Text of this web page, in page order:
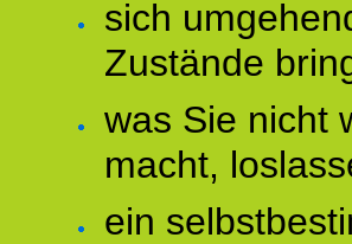
sich
Zustände
was Sie nicht
macht,
ein